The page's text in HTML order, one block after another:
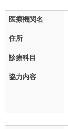
医療機関名
住所
診療科目
協力内容